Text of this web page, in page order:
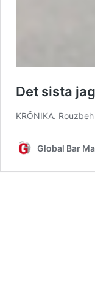
Det sista
KRÖNIKA.
Global Bar